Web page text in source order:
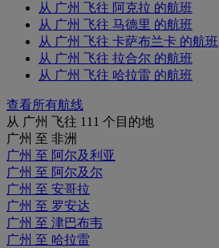
从 广州 飞往 阿克拉 的航班
从 广州 飞往 马德里 的航班
从 广州 飞往 卡萨布兰卡 的航班
从 广州 飞往 拉合尔 的航班
从 广州 飞往 哈拉雷 的航班
查看所有航线
从 广州 飞往 111 个目的地
广州 至 非洲
广州 至 阿尔及利亚
广州 至 阿尔及尔
广州 至 安哥拉
广州 至 罗安达
广州 至 津巴布韦
广州 至 哈拉雷